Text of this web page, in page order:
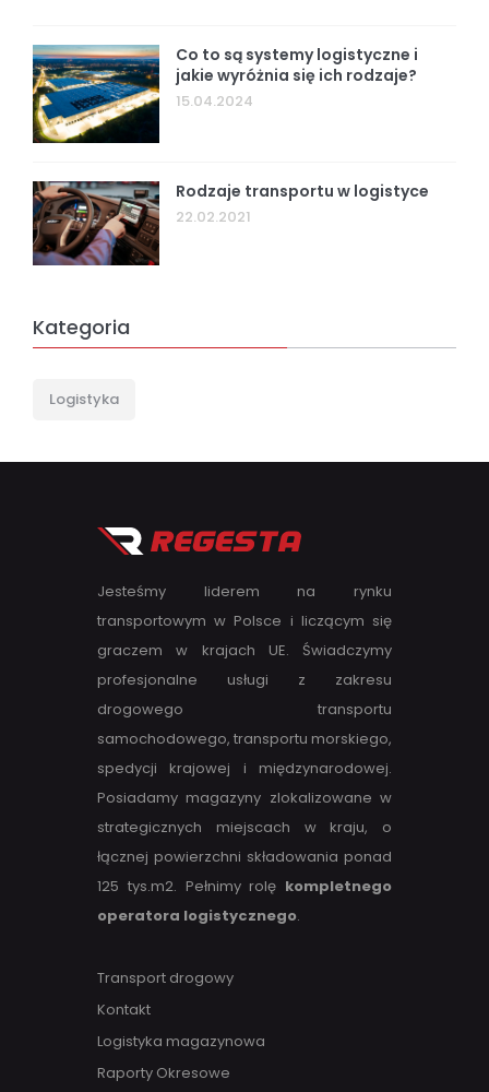
Co to są systemy logistyczne i
jakie wyróżnia się ich rodzaje?
15.04.2024
Rodzaje transportu w logistyce
22.02.2021
Kategoria
Logistyka
Jesteśmy liderem na rynku
transportowym w Polsce i liczącym się
graczem w krajach UE. Świadczymy
profesjonalne usługi z zakresu
drogowego transportu
samochodowego, transportu morskiego,
spedycji krajowej i międzynarodowej.
Posiadamy magazyny zlokalizowane w
strategicznych miejscach w kraju, o
łącznej powierzchni składowania ponad
125 tys.m2. Pełnimy rolę kompletnego
operatora logistycznego.
Transport drogowy
Kontakt
Logistyka magazynowa
Raporty Okresowe